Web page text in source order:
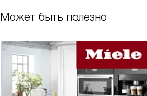
Может быть полезно